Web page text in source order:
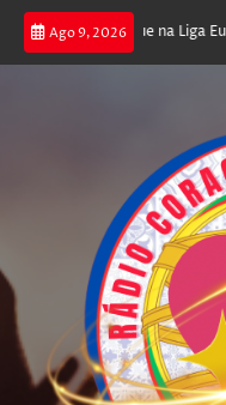
Ago 9, 2026
e prossegue na Liga Europa